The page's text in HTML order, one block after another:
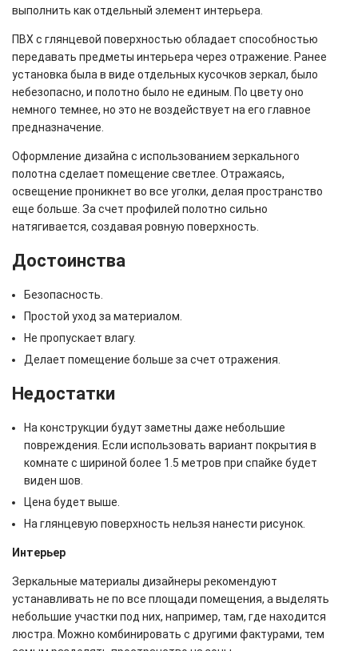
выполнить как отдельный элемент интерьера.
ПВХ с глянцевой поверхностью обладает способностью
передавать предметы интерьера через отражение. Ранее
установка была в виде отдельных кусочков зеркал, было
небезопасно, и полотно было не единым. По цвету оно
немного темнее, но это не воздействует на его главное
предназначение.
Оформление дизайна с использованием зеркального
полотна сделает помещение светлее. Отражаясь,
освещение проникнет во все уголки, делая пространство
еще больше. За счет профилей полотно сильно
натягивается, создавая ровную поверхность.
Достоинства
Безопасность.
Простой уход за материалом.
Не пропускает влагу.
Делает помещение больше за счет отражения.
Недостатки
На конструкции будут заметны даже небольшие
повреждения. Если использовать вариант покрытия в
комнате с шириной более 1.5 метров при спайке будет
виден шов.
Цена будет выше.
На глянцевую поверхность нельзя нанести рисунок.
Интерьер
Зеркальные материалы дизайнеры рекомендуют
устанавливать не по все площади помещения, а выделять
небольшие участки под них, например, там, где находится
люстра. Можно комбинировать с другими фактурами, тем